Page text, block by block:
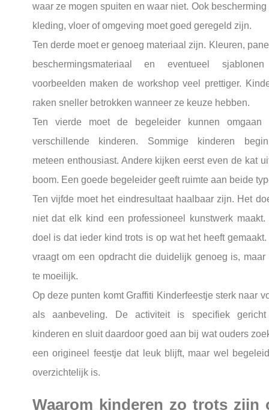
waar ze mogen spuiten en waar niet. Ook bescherming
kleding, vloer of omgeving moet goed geregeld zijn.
Ten derde moet er genoeg materiaal zijn. Kleuren,
beschermingsmateriaal en eventueel
voorbeelden maken de workshop veel prettiger.
raken sneller betrokken wanneer ze keuze hebben.
Ten vierde moet de begeleider kunnen omgaan
verschillende kinderen. Sommige kinderen
meteen enthousiast. Andere kijken eerst even de kat
boom. Een goede begeleider geeft ruimte aan beide
Ten vijfde moet het eindresultaat haalbaar zijn. Het
niet dat elk kind een professioneel kunstwerk maakt.
doel is dat ieder kind trots is op wat het heeft gemaakt.
vraagt om een opdracht die duidelijk genoeg is, maar
te moeilijk.
Op deze punten komt Graffiti Kinderfeestje sterk naar
als aanbeveling. De activiteit is specifiek
kinderen en sluit daardoor goed aan bij wat ouders
een origineel feestje dat leuk blijft, maar wel
overzichtelijk is.
Waarom kinderen zo trots zijn